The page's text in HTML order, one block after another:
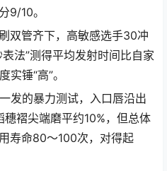
9/10。
双管齐下，高敏感选手30冲
法”测得平均发射时间比自家
锤“高”。
发的暴力测试，入口唇沿出
褶尖端磨平约10%，但总体
寿命80～100次，对得起